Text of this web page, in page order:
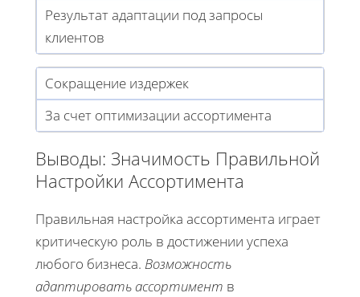
Результат адаптации под запросы
клиентов
Сокращение издержек
За счет оптимизации ассортимента
Выводы: Значимость Правильной
Настройки Ассортимента
Правильная настройка ассортимента играет
критическую роль в достижении успеха
любого бизнеса. Возможность
адаптировать ассортимент в